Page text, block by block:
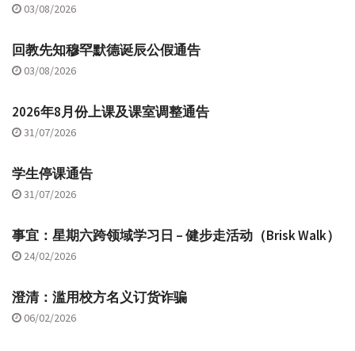
03/08/2026
回教先知穆罕默德诞辰公假通告
03/08/2026
2026年8月份上课及课室调整通告
31/07/2026
学生停课通告
31/07/2026
事宜：星期六跨领域学习日 – 健步走活动（Brisk Walk）
24/02/2026
澄清：滥用校方名义订货诈骗
06/02/2026